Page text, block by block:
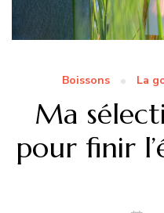
Boissons La
Ma
pour finir